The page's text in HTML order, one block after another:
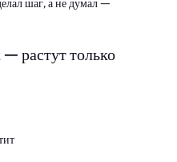
шаг, а не думал —
растут только